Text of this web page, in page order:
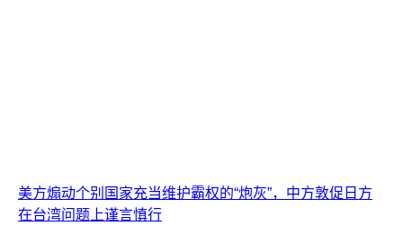
美方煽动个别国家充当维护霸权的“炮灰”，中方敦促日方
在台湾问题上谨言慎行